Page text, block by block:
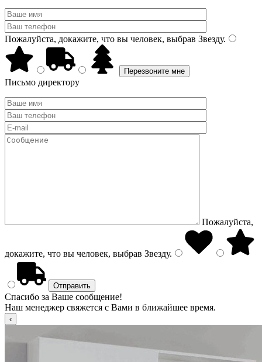
Пожалуйста, докажите, что вы человек, выбрав Звезду.
Письмо директору
Пожалуйста,
докажите, что вы человек, выбрав Звезду.
Спасибо за Ваше сообщение!
Наш менеджер свяжется с Вами в ближайшее время.